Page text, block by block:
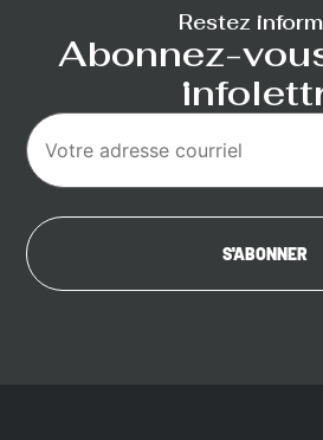
Restez
Abonnez-